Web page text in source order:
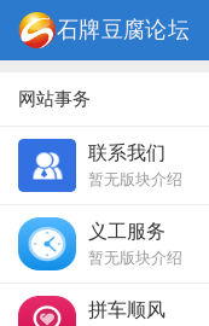
网站事务
联系我们
暂无版块介绍
义工服务
暂无版块介绍
拼车顺风